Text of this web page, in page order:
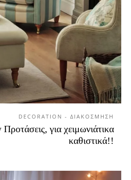
DECORATION - ΔΙΑΚΟΣΜΗΣΗ
για χειμωνιάτικα
καθιστικά!!